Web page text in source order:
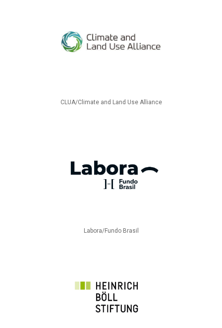
CLUA/Climate and Land Use Alliance
Labora/Fundo Brasil